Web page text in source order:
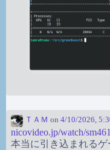
ＴＡＭ on 4/10/2026,
nicovideo.jp/watch/
本当に引き込まれる